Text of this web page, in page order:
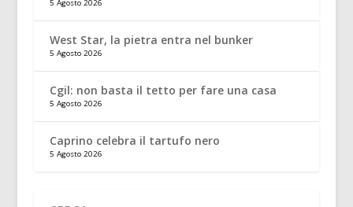
5 Agosto 2026
West Star, la pietra entra nel bunker
5 Agosto 2026
Cgil: non basta il tetto per fare una casa
5 Agosto 2026
Caprino celebra il tartufo nero
5 Agosto 2026